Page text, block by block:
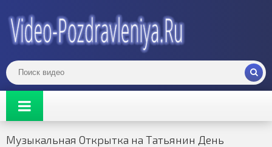
Музыкальная Открытка на Татьянин День